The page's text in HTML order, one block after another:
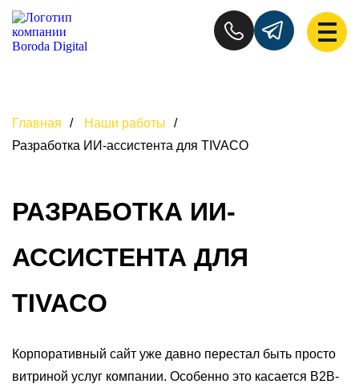
Главная / Наши работы
/
Разработка ИИ-ассистента для TIVACO
РАЗРАБОТКА ИИ-
АССИСТЕНТА ДЛЯ
TIVACO
Корпоративный сайт уже давно перестал быть просто
витриной услуг компании. Особенно это касается B2B-